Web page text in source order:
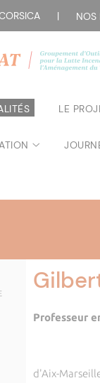
| NOS
LE
Professeur
d'Aix-